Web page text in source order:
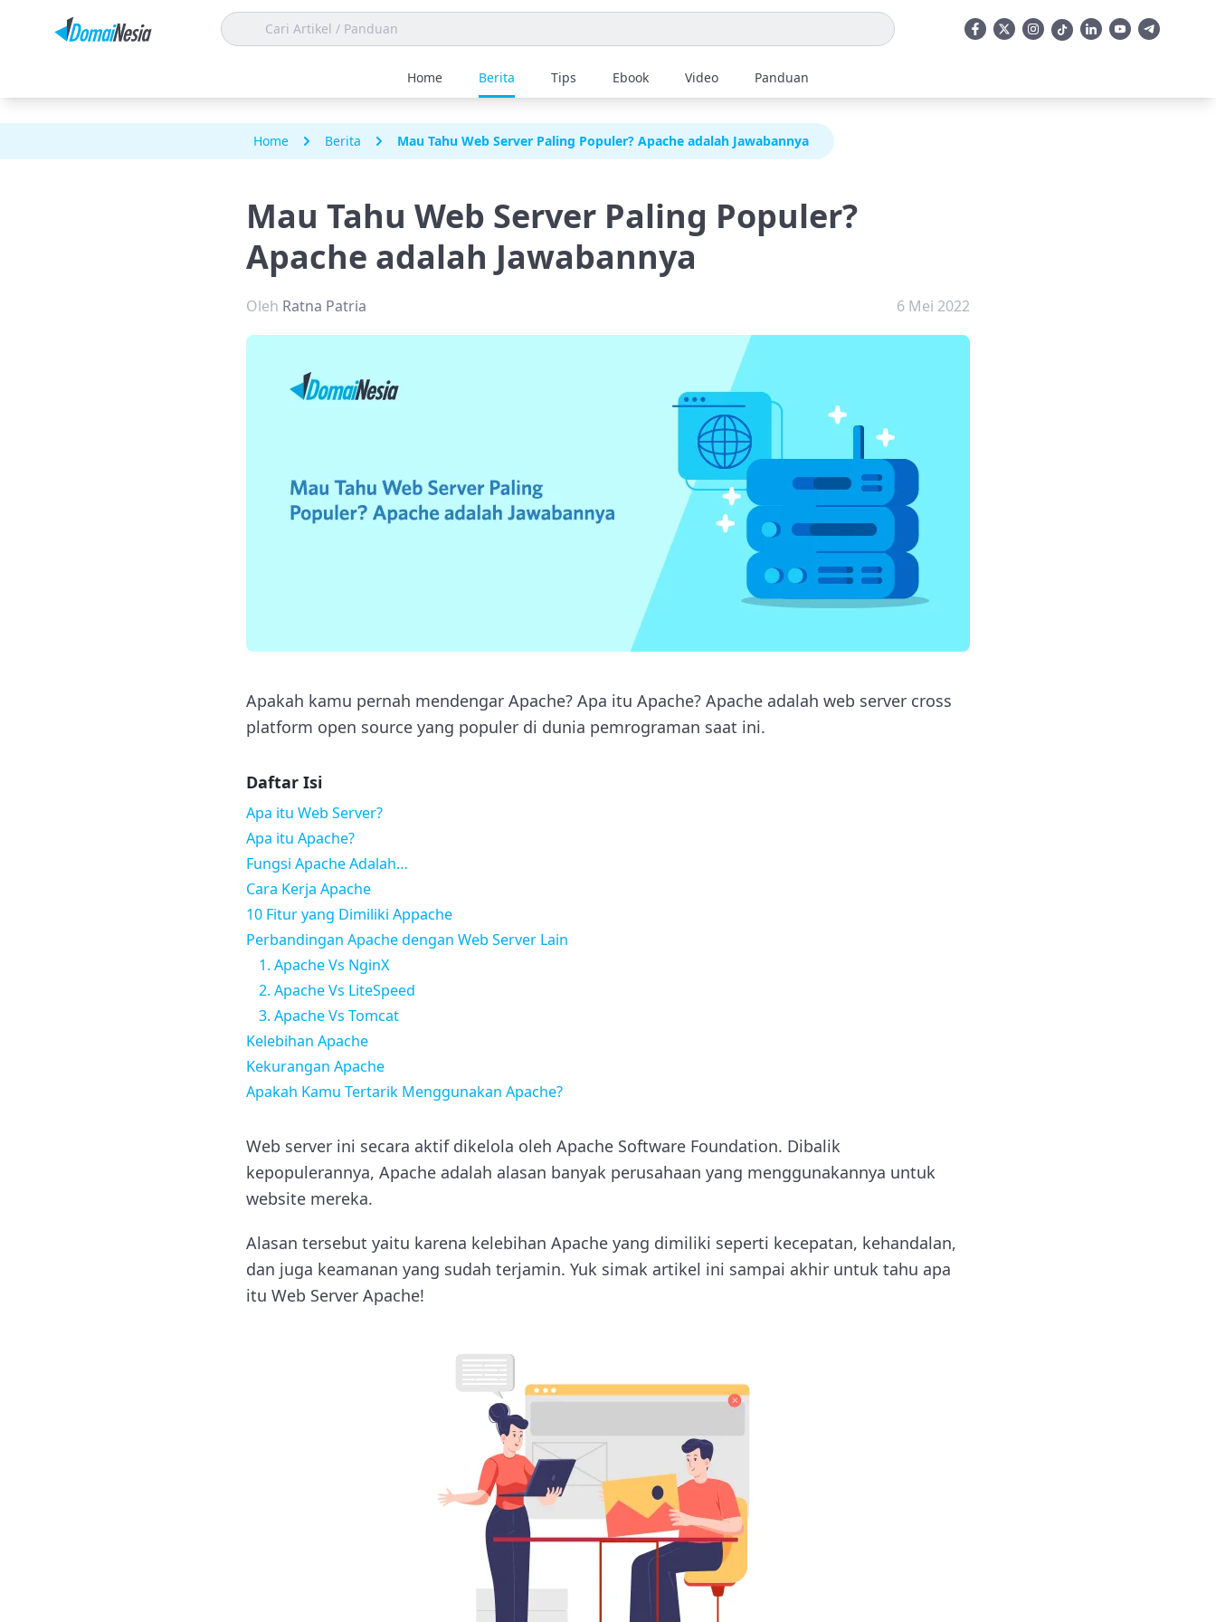
Home Berita Tips Ebook Video Panduan
Home Berita Mau Tahu Web Server Paling Populer? Apache adalah Jawabannya
Mau Tahu Web Server Paling Populer?
Apache adalah Jawabannya
Oleh Ratna Patria 6 Mei 2022
Apakah kamu pernah mendengar Apache? Apa itu Apache? Apache adalah web server cross
platform open source yang populer di dunia pemrograman saat ini.
Daftar Isi
Apa itu Web Server?
Apa itu Apache?
Fungsi Apache Adalah…
Cara Kerja Apache
10 Fitur yang Dimiliki Appache
Perbandingan Apache dengan Web Server Lain
1. Apache Vs NginX
2. Apache Vs LiteSpeed
3. Apache Vs Tomcat
Kelebihan Apache
Kekurangan Apache
Apakah Kamu Tertarik Menggunakan Apache?
Web server ini secara aktif dikelola oleh Apache Software Foundation. Dibalik
kepopulerannya, Apache adalah alasan banyak perusahaan yang menggunakannya untuk
website mereka.
Alasan tersebut yaitu karena kelebihan Apache yang dimiliki seperti kecepatan, kehandalan,
dan juga keamanan yang sudah terjamin. Yuk simak artikel ini sampai akhir untuk tahu apa
itu Web Server Apache!